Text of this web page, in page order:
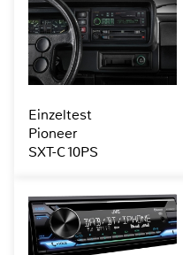
Einzeltest
Pioneer
SXT-C10PS